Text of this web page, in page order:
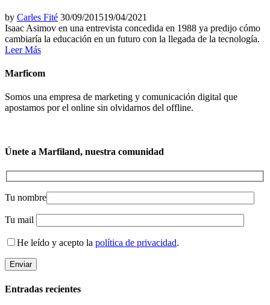
by Carles Fité 30/09/201519/04/2021
Isaac Asimov en una entrevista concedida en 1988 ya predijo cómo
cambiaría la educación en un futuro con la llegada de la tecnología.
Leer Más
Marficom
Somos una empresa de marketing y comunicación digital que
apostamos por el online sin olvidarnos del offline.
Únete a Marfiland, nuestra comunidad
Tu nombre
Tu mail
He leído y acepto la política de privacidad.
Entradas recientes